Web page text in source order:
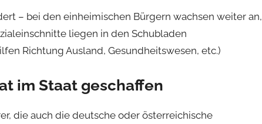
– bei den einheimischen Bürgern wachsen weiter an,
liegen in den Schubladen
Richtung Ausland, Gesundheitswesen, etc.)
im Staat geschaffen
die auch die deutsche oder österreichische